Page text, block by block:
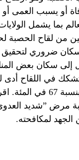
أو يسبب العمى
بما يشمل
من لقاح الحصبة
من السكان ضروري
إلى سكان بعض
عام 2017 والجرعة
مرض ”شديد
لمكافحته.